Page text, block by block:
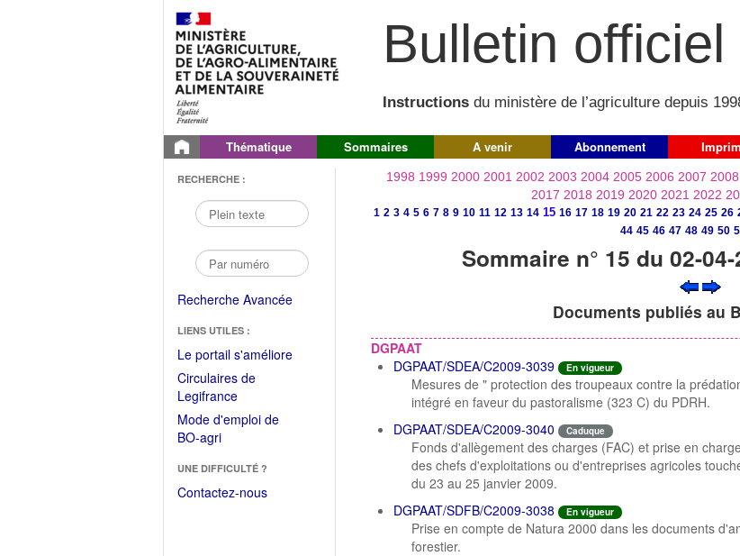
Bulletin officiel
Instructions du ministère de l’agriculture depuis
Thématique Sommaires A venir Abonnement
RECHERCHE :
Recherche Avancée
LIENS UTILES :
Le portail s'améliore(Fichier
Circulaires de
Legifrance(Ouvrir
dans
une
fenêtre)
Mode d'emploi de
BO-agri(Ouvrir
une
nouvelle
UNE DIFFICULTÉ ?
Contactez-nous
1998 1999 2000 2001 2002 2003 2004 2005 2006 2007 2008
2017 2018 2019 2020 2021 2022
1 2 3 4 5 6 7 8 9 10 11 12 13 14 15 16 17 18 19 20 21 22 23 24 25 26
44 45 46 47 48 49 50
Sommaire n° 15 du 02-
Documents publiés au
DGPAAT
DGPAAT/SDEA/C2009-3039
En vigueur
Mesures de " protection des troupeaux contre la
intégré en faveur du pastoralisme (323 C) du PDRH.
DGPAAT/SDEA/C2009-3040
Caduque
Fonds d'allègement des charges (FAC) et prise en
des chefs d'exploitations ou d'entreprises agricoles
du 23 au 25 janvier 2009.
DGPAAT/SDFB/C2009-3038
En vigueur
Prise en compte de Natura 2000 dans les documents
forestier.